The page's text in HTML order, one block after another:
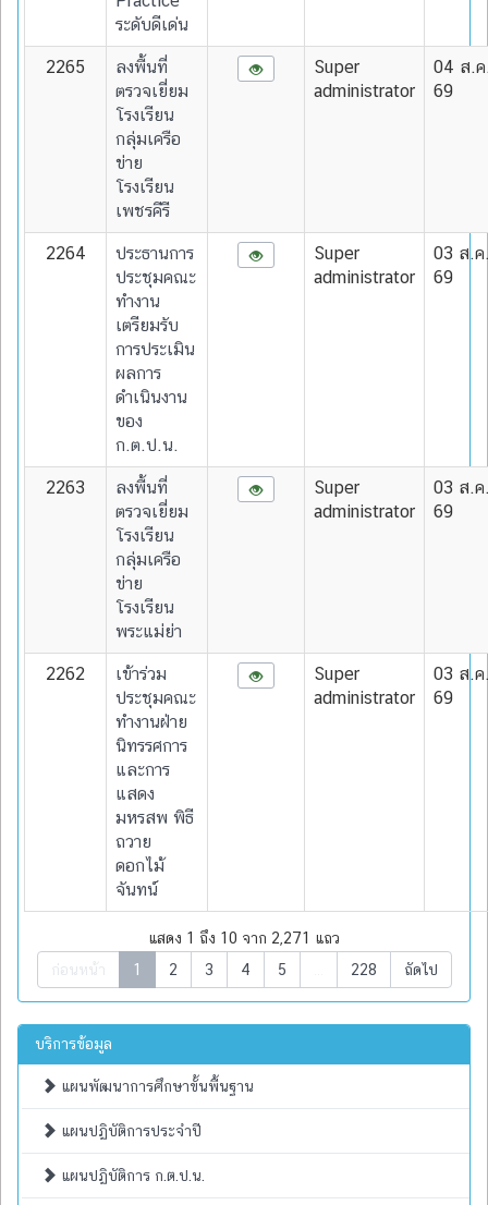
ระดับดีเด่น
2265
ลงพื้นที่
ตรวจเยี่ยม
โรงเรียน
กลุ่มเครือ
ข่าย
โรงเรียน
เพชรคีรี
Super
administrator
04 ส.
69
2264
ประธานการ
ประชุมคณะ
ทำงาน
เตรียมรับ
การประเมิน
ผลการ
ดำเนินงาน
ของ
ก.ต.ป.น.
Super
administrator
03 ส.
69
2263
ลงพื้นที่
ตรวจเยี่ยม
โรงเรียน
กลุ่มเครือ
ข่าย
โรงเรียน
พระแม่ย่า
Super
administrator
03 ส.
69
2262
เข้าร่วม
ประชุมคณะ
ทำงานฝ่าย
นิทรรศการ
และการ
แสดง
มหรสพ พิธี
ถวาย
ดอกไม้
จันทน์
Super
administrator
03 ส.
69
แสดง 1 ถึง 10 จาก 2,271 แถว
ก่อนหน้า
1 2 3 4 5 228 ถัดไป
บริการข้อมูล
แผนพัฒนาการศึกษาขั้นพื้นฐาน
แผนปฏิบัติการประจำปี
แผนปฏิบัติการ ก.ต.ป.น.